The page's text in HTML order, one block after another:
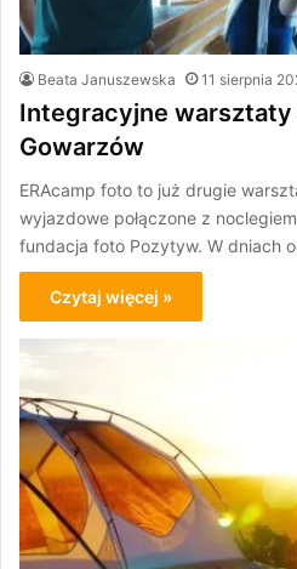
Beata Januszewska 11 sierpnia
Integracyjne warsztaty
Gowarzów
ERAcamp foto to już drugie
wyjazdowe połączone z
fundacja foto Pozytyw. W dniach
Czytaj więcej »